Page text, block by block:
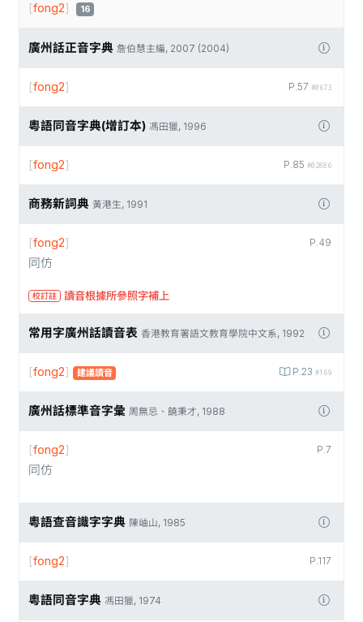
[fong2] 16
廣州話正音字典 詹伯慧主編, 2007 (2004)
P.57 #0673
[fong2]
粵語同音字典(增訂本) 馮田獵, 1996
P.85 #02886
[fong2]
商務新詞典 黃港生, 1991
P.49
[fong2]
同仿
校訂註 讀音根據所參照字補上
常用字廣州話讀音表 香港教育署語文教育學院中文系, 1992
P.23 #169
[fong2] 建議讀音
廣州話標準音字彙 周無忌、饒秉才, 1988
P.7
[fong2]
同仿
粵語查音識字字典 陳岫山, 1985
P.117
[fong2]
粵語同音字典 馮田獵, 1974